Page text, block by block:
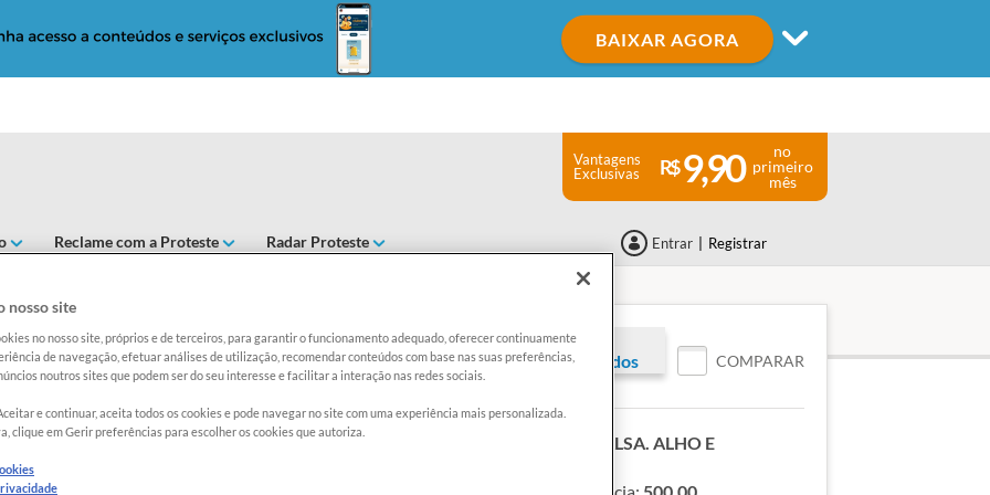
BAIXAR AGORA
Reclame com a Proteste Radar Proteste Entrar Registrar
Vantagens
Exclusivas
9,90
no
primeiro
mês
OUTROS, COM OUTROS
Exclusivo para associados COMPARAR
SUNDHED SALSA. ALHO E
nosso site
no nosso site, próprios e de terceiros, para garantir o funcionamento adequado, oferecer continuamente
de navegação, efetuar análises de utilização, recomendar conteúdos com base nas suas preferências,
noutros sites que podem ser do seu interesse e facilitar a interação nas redes sociais.
e continuar, aceita todos os cookies e pode navegar no site com uma experiência mais personalizada.
clique em Gerir preferências para escolher os cookies que autoriza.